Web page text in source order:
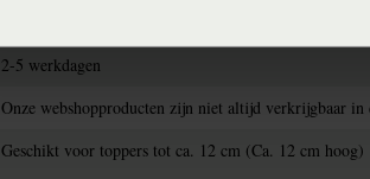
2-5 werkdagen
Onze webshopproducten zijn niet altijd verkrijgbaar
Geschikt voor toppers tot ca. 12 cm (Ca. 12 cm hoog)